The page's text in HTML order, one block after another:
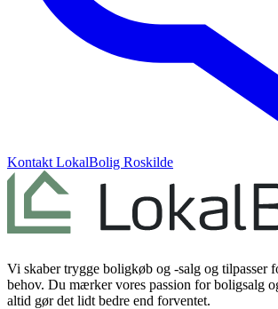
Kontakt LokalBolig Roskilde
Vi skaber trygge boligkøb og -salg og tilpasser
behov. Du mærker vores passion for boligsalg
altid gør det lidt bedre end forventet.